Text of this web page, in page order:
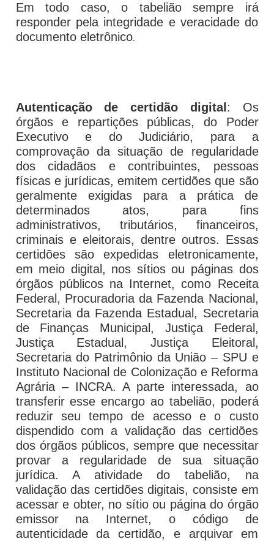
Em todo caso, o tabelião sempre irá
responder pela integridade e veracidade do
documento eletrônico.
Autenticação de certidão digital : Os
órgãos e repartições públicas, do Poder
Executivo e do Judiciário, para a
comprovação da situação de regularidade
dos cidadãos e contribuintes, pessoas
físicas e jurídicas, emitem certidões que são
geralmente exigidas para a prática de
determinados atos, para fins
administrativos, tributários, financeiros,
criminais e eleitorais, dentre outros. Essas
certidões são expedidas eletronicamente,
em meio digital, nos sítios ou páginas dos
órgãos públicos na Internet, como Receita
Federal, Procuradoria da Fazenda Nacional,
Secretaria da Fazenda Estadual, Secretaria
de Finanças Municipal, Justiça Federal,
Justiça Estadual, Justiça Eleitoral,
Secretaria do Patrimônio da União – SPU e
Instituto Nacional de Colonização e Reforma
Agrária – INCRA. A parte interessada, ao
transferir esse encargo ao tabelião, poderá
reduzir seu tempo de acesso e o custo
dispendido com a validação das certidões
dos órgãos públicos, sempre que necessitar
provar a regularidade de sua situação
jurídica. A atividade do tabelião, na
validação das certidões digitais, consiste em
acessar e obter, no sítio ou página do órgão
emissor na Internet, o código de
autenticidade da certidão, e arquivar em